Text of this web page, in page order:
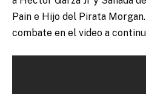
Pain e Hijo del Pirata
combate en el video a